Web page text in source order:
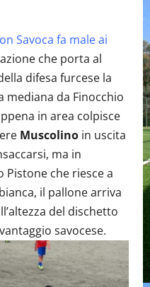
Savoca fa male ai
che porta al
difesa furcese la
mediana da Finocchio
in area colpisce
Muscolino in uscita
ma in
che riesce a
il pallone arriva
del dischetto
savocese.